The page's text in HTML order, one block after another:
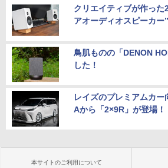
クリエイティブが作った
アオーディオスピーカー”
鳥肌ものの「DENON
した！
レイズのプレミアムカ
Aから「2×9R」が登場！
本サイトのご利用について